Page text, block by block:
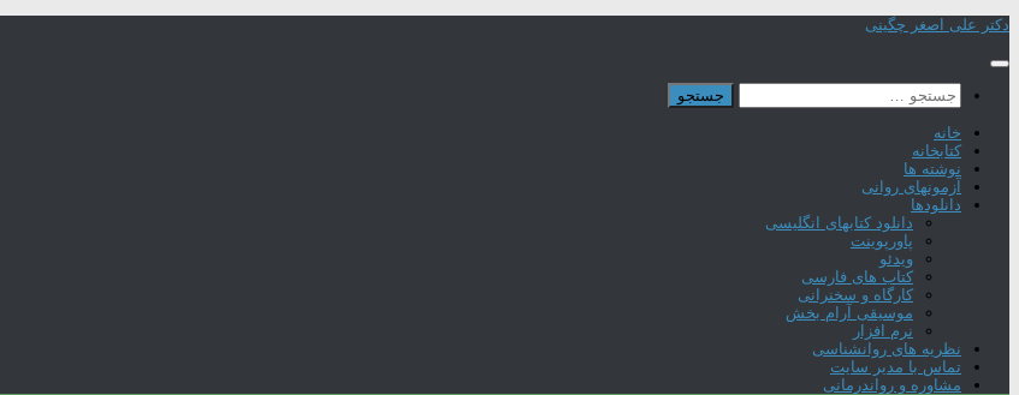
Skip
content
دکتر علی اصغر چگینی
جستجو
برای:
خانه
کتابخانه
نوشته ها
آزمونهای روانی
دانلودها
دانلود کتابهای انگلیسی
پاورپوینت
ویدئو
کتاب های فارسی
کارگاه و سخنرانی
موسیقی آرام بخش
نرم افزار
نظریه های روانشناسی
تماس با مدیر سایت
مشاوره و رواندرمانی